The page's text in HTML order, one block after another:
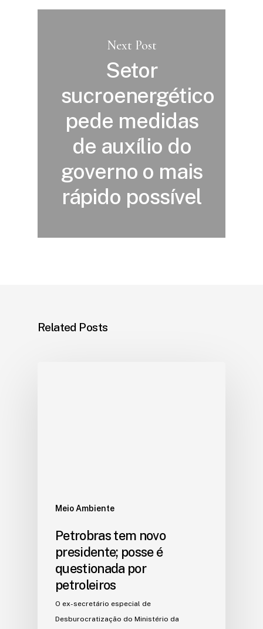
Next Post
Setor
sucroenergético
pede medidas
de auxílio do
governo o mais
rápido possível
Related Posts
Meio Ambiente
Petrobras tem novo
presidente; posse é
questionada por
petroleiros
O ex-secretário especial de
Desburocratização do Ministério da